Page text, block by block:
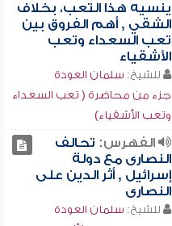
ينسيه هذا التعب، بخلاف
الشقي , أهم الفروق بين
تعب السعداء وتعب
الأشقياء
للشيخ: سلمان العودة
جزء من محاضرة ( تعب السعداء
وتعب الأشقياء)
الفهرس: تحالف
النصارى مع دولة
إسرائيل , أثر الدين على
النصارى
للشيخ: سلمان العودة